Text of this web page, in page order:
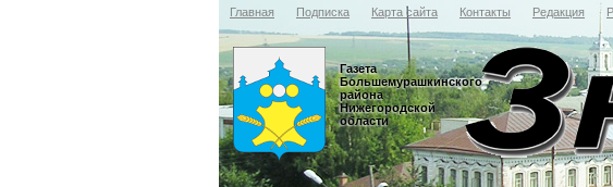
Главная Подписка Карта сайта Контакты Редакция
Газета
Большемурашкинского
района
Нижегородской
области